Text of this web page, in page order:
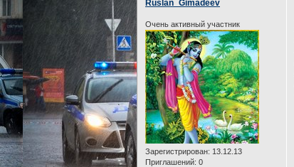
Ruslan_Gimadeev
Очень активный участник
Зарегистрирован: 13.12.13
Приглашений: 0